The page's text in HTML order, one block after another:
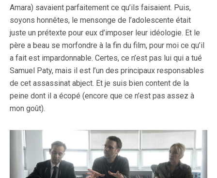
Amara) savaient parfaitement ce qu’ils faisaient. Puis,
soyons honnêtes, le mensonge de l’adolescente était
juste un prétexte pour eux d’imposer leur idéologie. Et le
père a beau se morfondre à la fin du film, pour moi ce qu’il
a fait est impardonnable. Certes, ce n’est pas lui qui a tué
Samuel Paty, mais il est l’un des principaux responsables
de cet assassinat abject. Et je suis bien content de la
peine dont il a écopé (encore que ce n’est pas assez à
mon goût).